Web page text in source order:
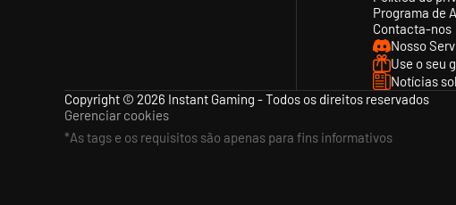
Programa de
Contacta-nos
Nosso
Use o seu
Notícias
Copyright © 2026 Instant Gaming - Todos os direitos reservados
Gerenciar cookies
*As tags e os requisitos são apenas para fins informativos